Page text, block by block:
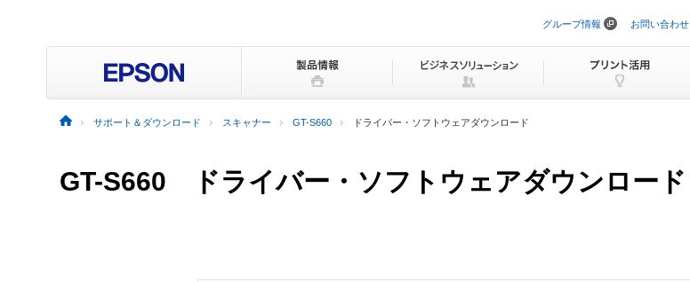
ビ
ョ
ッ
プ
グループ情報 お問い合わせ
サポート＆ダウンロード スキャナー GT-S660 ドライバー・ソフトウェアダウンロード
GT-S660 ドライバー・ソフトウェアダウンロード